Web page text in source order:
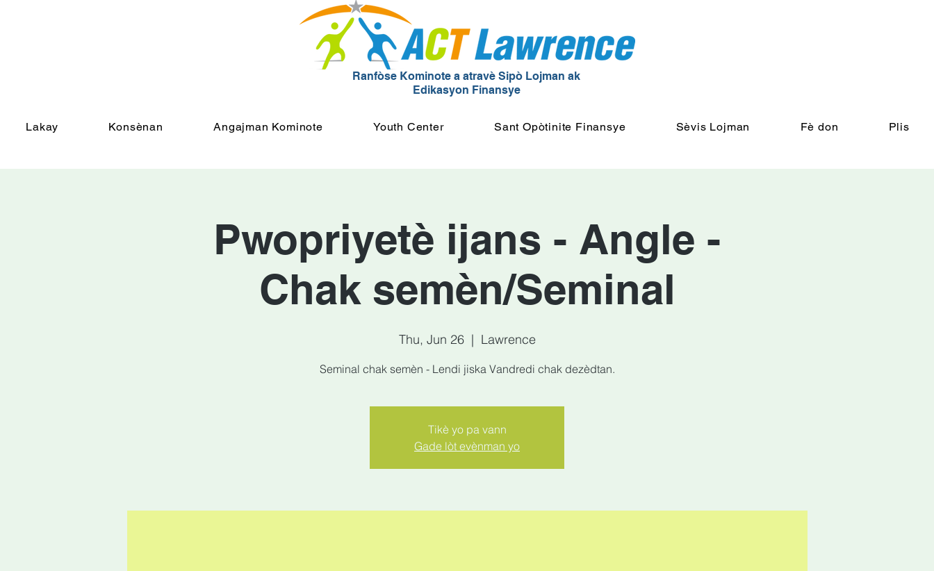
Ranfòse Kominote a atravè Sipò Lojman ak
Edikasyon Finansye
Lakay Konsènan Angajman Kominote Youth Center Sant Opòtinite Finansye Sèvis Lojman Fè don Plis
Pwopriyetè ijans - Angle -
Chak semèn/Seminal
Thu, Jun 26
  |
Lawrence
Seminal chak semèn - Lendi jiska Vandredi chak dezèdtan.
Tikè yo pa vann
Gade lòt evènman yo